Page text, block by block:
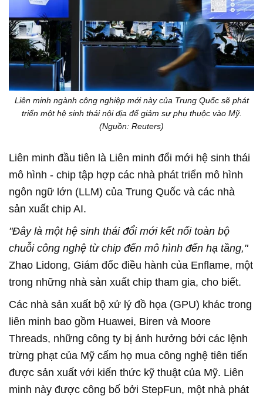
Liên minh ngành công nghiệp mới này của Trung Quốc sẽ phát
triển một hệ sinh thái nội địa để giảm sự phụ thuộc vào Mỹ.
(Nguồn: Reuters)
Liên minh đầu tiên là Liên minh đổi mới hệ sinh thái
mô hình - chip tập hợp các nhà phát triển mô hình
ngôn ngữ lớn (LLM) của Trung Quốc và các nhà
sản xuất chip AI.
"Đây là một hệ sinh thái đổi mới kết nối toàn bộ
chuỗi công nghệ từ chip đến mô hình đến hạ tầng,"
Zhao Lidong, Giám đốc điều hành của Enflame, một
trong những nhà sản xuất chip tham gia, cho biết.
Các nhà sản xuất bộ xử lý đồ họa (GPU) khác trong
liên minh bao gồm Huawei, Biren và Moore
Threads, những công ty bị ảnh hưởng bởi các lệnh
trừng phạt của Mỹ cấm họ mua công nghệ tiên tiến
được sản xuất với kiến thức kỹ thuật của Mỹ. Liên
minh này được công bố bởi StepFun, một nhà phát